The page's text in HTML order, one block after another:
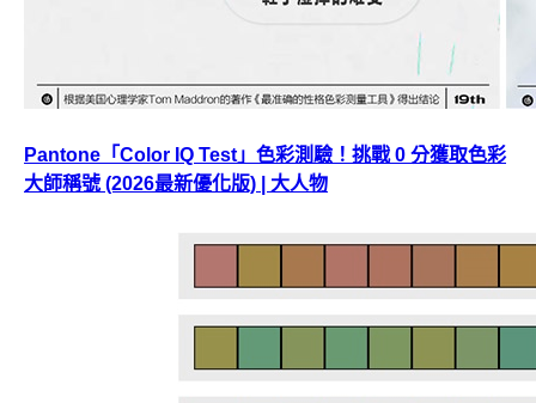
Pantone「Color IQ Test」色彩測驗！挑戰 0 分獲取色彩
大師稱號 (2026最新優化版) | 大人物